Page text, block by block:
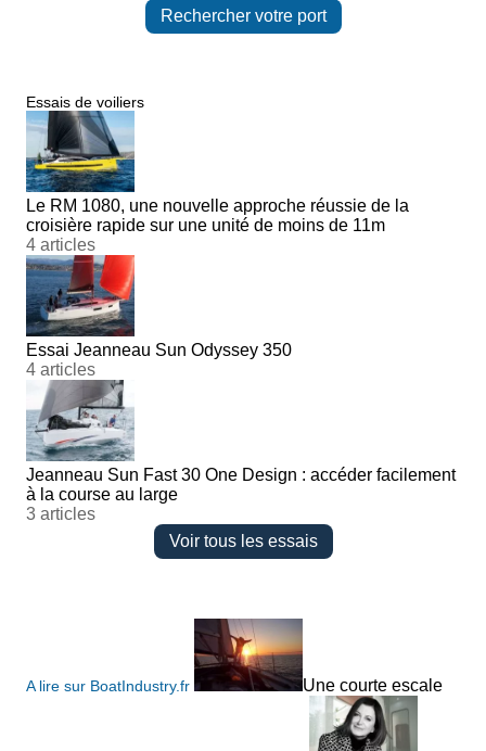
Rechercher votre port
Essais de voiliers
Le RM 1080, une nouvelle approche réussie de la
croisière rapide sur une unité de moins de 11m
4 articles
Essai Jeanneau Sun Odyssey 350
4 articles
Jeanneau Sun Fast 30 One Design : accéder facilement
à la course au large
3 articles
Voir tous les essais
A lire sur BoatIndustry.fr Une courte escale